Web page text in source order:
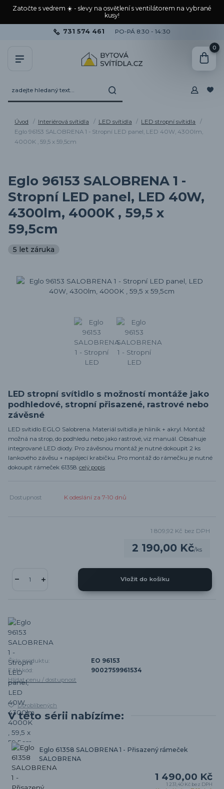
Zatočte s vedrem ☀️ - slevy na osvětlení s ventilátorem na vybrané
kusy!
731 574 461 PO-PÁ 8:30 - 14:30
0
Úvod Interiérová svítidla LED svítidla
LED stropní svítidla
Eglo 96153 SALOBRENA 1 - Stropní LED panel, LED 40W, 4300lm,
4000K , 59,5 x 59,5cm
Eglo 96153 SALOBRENA 1 -
Stropní LED panel, LED 40W,
4300lm, 4000K , 59,5 x
59,5cm
5 let záruka
LED stropní svítidlo s možností montáže jako
podhledové, stropní přisazené, rastrové nebo
závěsné
LED svítidlo EGLO Salobrena. Materiál svítidla je hliník + akryl. Montáž
možná na strop, do podhledu nebo jako rastrové, viz manuál. Obsahuje
integrované LED diody. Pro závěsnou montáž je nutné dokoupit 2 ks
lankového závěsu + napájecí krabičku. Pro montáž do rámečku je nutné
dokoupit rámeček 61358. celý popis
Dostupnost K odeslání za 7-10 dnů
2 190,00 Kč/ks
1 809,92 Kč bez DPH
Vložit do košíku
Číslo produktu:
EO 96153
EAN kód:
9002759961534
Hlídat cenu / dostupnost
Do oblíbených
V této sérii nabízíme:
Eglo 61358 SALOBRENA 1 - Přisazený rámeček
SALOBRENA
1 490,00 Kč
1 231,40 Kč bez DPH